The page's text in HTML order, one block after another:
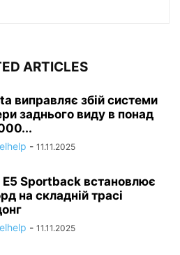
ARTICLES
виправляє збій системи
заднього виду в понад
- 11.11.2025
Sportback встановлює
на складній трасі
- 11.11.2025